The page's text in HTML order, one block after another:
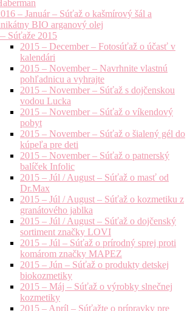
– Január – Súťaž o kašmírový šál a
BIO arganový olej
Súťaže 2015
2015 – December – Fotosúťaž o účasť v
kalendári
2015 – November – Navrhnite vlastnú
pohľadnicu a vyhrajte
2015 – November – Súťaž s dojčenskou
vodou Lucka
2015 – November – Súťaž o víkendový
pobyt
2015 – November – Súťaž o šialený gél do
kúpeľa pre deti
2015 – November – Súťaž o patnerský
balíček Infolic
2015 – Júl / August – Súťaž o masť od
Dr.Max
2015 – Júl / August – Súťaž o kozmetiku z
granátového jablka
2015 – Júl / August – Súťaž o dojčenský
sortiment značky LOVI
2015 – Júl – Súťaž o prírodný sprej proti
komárom značky MAPEZ
2015 – Jún – Súťaž o produkty detskej
biokozmetiky
2015 – Máj – Súťaž o výrobky slnečnej
kozmetiky
2015 – Apríl – Súťažte o prípravky pre